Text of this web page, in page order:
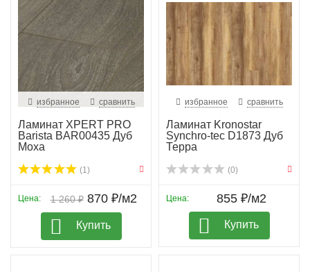
избранное сравнить
Ламинат XPERT PRO
Barista BAR00435 Дуб
Моха
(1)
1 260 ₽
Цена: 870 ₽/м2
Купить
избранное сравнить
Ламинат Kronostar
Synchro-tec D1873 Дуб
Терра
(0)
Цена: 855 ₽/м2
Купить